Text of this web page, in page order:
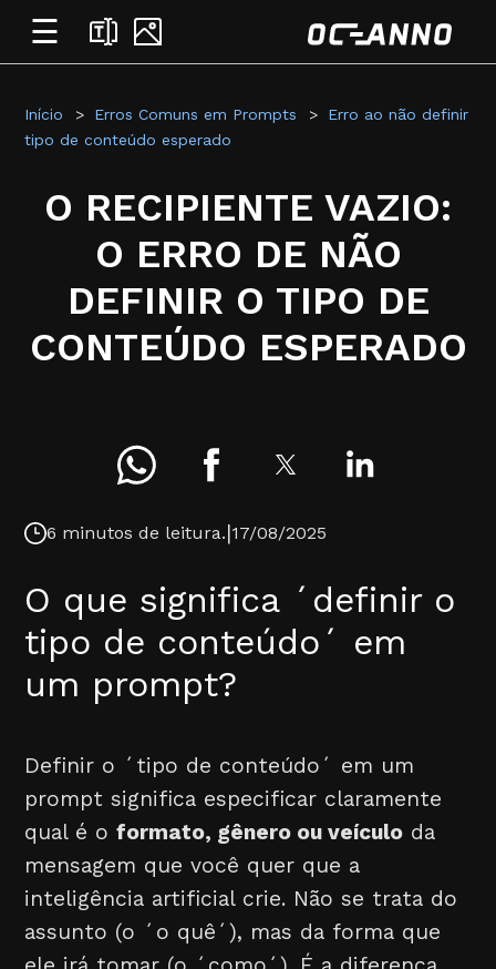
☰
Início Erros Comuns em Prompts
Erro ao não definir
tipo de conteúdo esperado
O RECIPIENTE VAZIO:
O ERRO DE NÃO
DEFINIR O TIPO DE
CONTEÚDO ESPERADO
6 minutos de leitura.|17/08/2025
O que significa ´definir o
tipo de conteúdo´ em
um prompt?
Definir o ´tipo de conteúdo´ em um
prompt significa especificar claramente
qual é oformato, gênero ou veículo da
mensagem que você quer que a
inteligência artificial crie. Não se trata do
assunto (o ´o quê´), mas da forma que